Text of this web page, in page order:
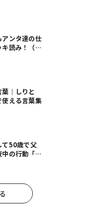
ンタ達の仕
読み！（右
葉｜しりと
使える言葉集
て50歳で父
の行動「こ